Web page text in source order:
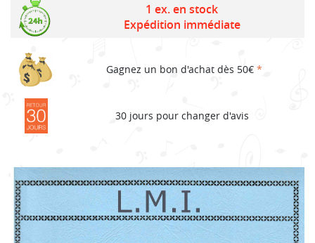
1 ex. en stock
Expédition immédiate
Gagnez un bon d'achat dès 50€ *
30 jours pour changer d'avis